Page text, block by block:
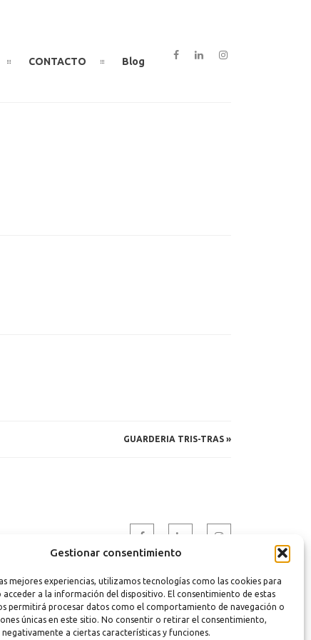
Gestionar consentimiento
mejores experiencias, utilizamos tecnologías como las cookies para
acceder a la información del dispositivo. El consentimiento de estas
permitirá procesar datos como el comportamiento de navegación o
únicas en este sitio. No consentir o retirar el consentimiento,
a ciertas características y funciones.
CONTACTO Blog
GUARDERIA TRIS-TRAS »